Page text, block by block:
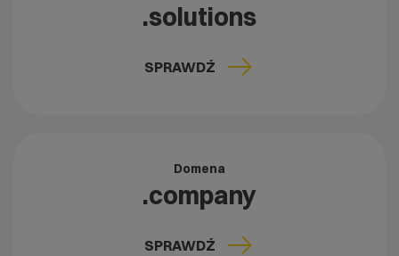
.solutions
SPRAWDŹ
Domena
.company
SPRAWDŹ